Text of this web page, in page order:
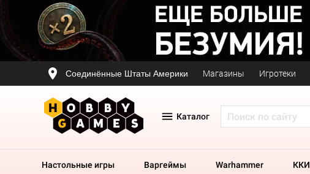
Соединённые Штаты Америки Магазины Игротеки
Каталог
Настольные игры Варгеймы Warhammer ККИ